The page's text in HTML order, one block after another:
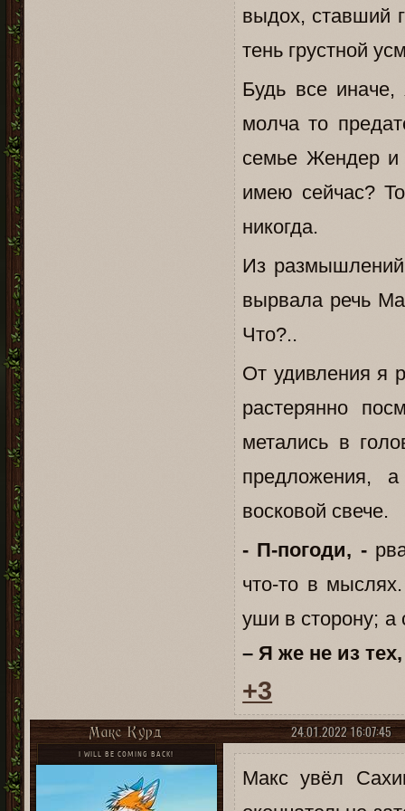
выдох, ставший
тень грустной
Будь все
молча то
семье Жендер и
имею сейчас?
никогда.
Из
вырвала речь
Что?..
От удивления я
растерянно
метались в
предложения,
восковой свече.
- П-погоди, -
что-то в
уши в сторону; а
– Я же не из
+3
24.01.2022 16:07:45
Макс Курд
I WILL BE COMING BACK!
Макс увёл